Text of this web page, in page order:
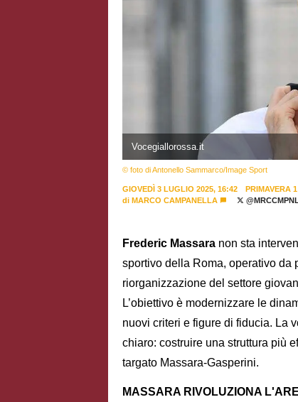
Vocegiallorossa.it
© foto di Antonello Sammarco/Image Sport
GIOVEDÌ 3 LUGLIO 2025, 16:42
PRIMAVERA 1
di MARCO CAMPANELLA
Frederic Massara non sta
sportivo della Roma, operativo da
riorganizzazione del settore
L’obiettivo è modernizzare le
nuovi criteri e figure di fiducia. La
chiaro: costruire una struttura più
targato Massara-Gasperini.
MASSARA RIVOLUZIONA